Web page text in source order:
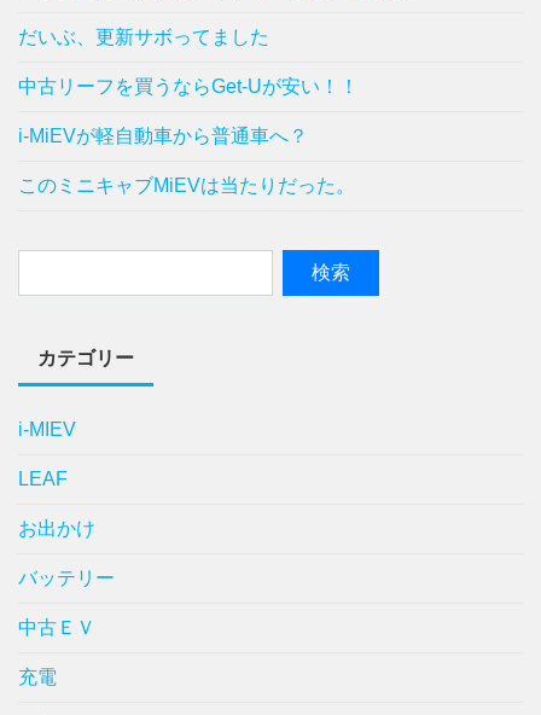
だいぶ、更新サボってました
中古リーフを買うならGet-Uが安い！！
i-MiEVが軽自動車から普通車へ？
このミニキャブMiEVは当たりだった。
カテゴリー
i-MIEV
LEAF
お出かけ
バッテリー
中古ＥＶ
充電